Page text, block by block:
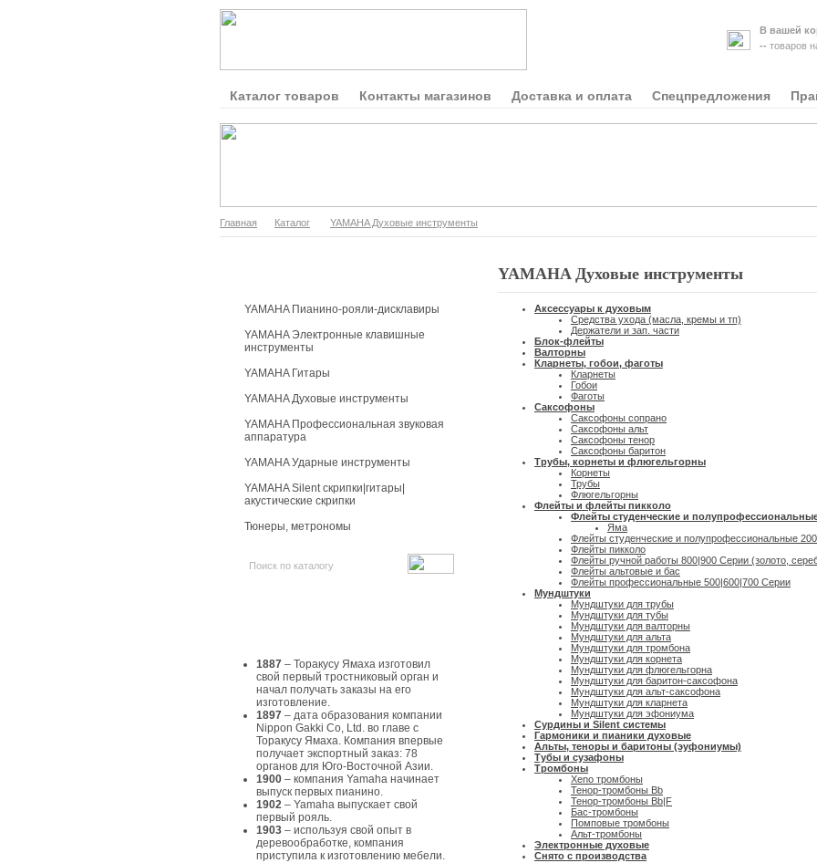
В вашей
-- товаров
Каталог товаров Контакты магазинов Доставка и оплата Спецпредложения
Главная Каталог YAMAHA Духовые инструменты
YAMAHA Пианино-рояли-дисклавиры
YAMAHA Электронные клавишные
инструменты
YAMAHA Гитары
YAMAHA Духовые инструменты
YAMAHA Профессиональная звуковая
аппаратура
YAMAHA Ударные инструменты
YAMAHA Silent скрипки|гитары|
акустические скрипки
Тюнеры, метрономы
1887 – Торакусу Ямаха изготовил
свой первый тростниковый орган и
начал получать заказы на его
изготовление.
1897 – дата образования компании
Nippon Gakki Co, Ltd. во главе с
Торакусу Ямаха. Компания впервые
получает экспортный заказ: 78
органов для Юго-Восточной Азии.
1900 – компания Yamaha начинает
выпуск первых пианино.
1902 – Yamaha выпускает свой
первый рояль.
1903 – используя свой опыт в
деревообработке, компания
приступила к изготовлению мебели.
YAMAHA Духовые инструменты
Аксессуары к духовым
Средства ухода (масла, кремы и тп)
Держатели и зап. части
Блок-флейты
Валторны
Кларнеты, гобои, фаготы
Кларнеты
Гобои
Фаготы
Саксофоны
Саксофоны сопрано
Саксофоны альт
Саксофоны тенор
Саксофоны баритон
Трубы, корнеты и флюгельгорны
Корнеты
Трубы
Флюгельгорны
Флейты и флейты пикколо
Флейты студенческие и
Яма
Флейты студенческие и полупрофессиональные
Флейты пикколо
Флейты ручной работы 800|900 Серии (золото,
Флейты альтовые и бас
Флейты профессиональные 500|600|700 Серии
Мундштуки
Мундштуки для трубы
Мундштуки для тубы
Мундштуки для валторны
Мундштуки для альта
Мундштуки для тромбона
Мундштуки для корнета
Мундштуки для флюгельгорна
Мундштуки для баритон-саксофона
Мундштуки для альт-саксофона
Мундштуки для кларнета
Мундштуки для эфониума
Сурдины и Silent системы
Гармоники и пианики духовые
Альты, теноры и баритоны (эуфониумы)
Тубы и сузафоны
Тромбоны
Xeno тромбоны
Тенор-тромбоны Bb
Тенор-тромбоны Bb|F
Бас-тромбоны
Помповые тромбоны
Альт-тромбоны
Электронные духовые
Снято с производства